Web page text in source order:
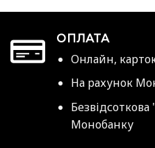
ОПЛАТА
Онлайн,
На рахунок
Монобанку